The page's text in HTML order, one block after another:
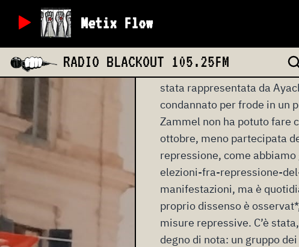
Metix Flow
RADIO BLACKOUT 105.25FM
sorprendente: Saied
e la campagna elettorale è
stata rappresentata da
condannato per frode in un
Zammel non ha potuto fare
ottobre, meno partecipata
repressione, come
elezioni-fra-repressione-
manifestazioni, ma è
proprio dissenso è
misure repressive. C’è
degno di nota: un gruppo